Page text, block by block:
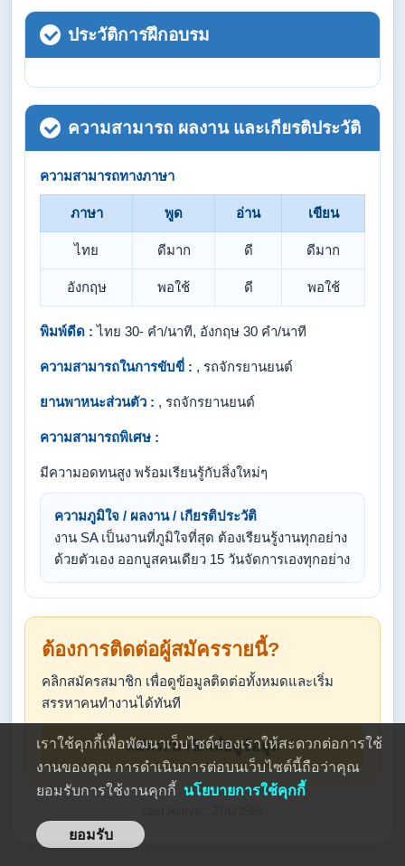
ประวัติการฝึกอบรม
ความสามารถ ผลงาน และเกียรติประวัติ
ความสามารถทางภาษา
ภาษา พูด อ่าน เขียน
ไทย ดีมาก ดี ดีมาก
อังกฤษ พอใช้ ดี พอใช้
พิมพ์ดีด : ไทย 30- คำ/นาที, อังกฤษ 30 คำ/นาที
ความสามารถในการขับขี่ : , รถจักรยานยนต์
ยานพาหนะส่วนตัว : , รถจักรยานยนต์
ความสามารถพิเศษ :
มีความอดทนสูง พร้อมเรียนรู้กับสิ่งใหม่ๆ
ความภูมิใจ / ผลงาน / เกียรติประวัติ
งาน SA เป็นงานที่ภูมิใจที่สุด ต้องเรียนรู้งานทุกอย่าง
ด้วยตัวเอง ออกบูสคนเดียว 15 วันจัดการเองทุกอย่าง
ต้องการติดต่อผู้สมัครรายนี้?
คลิกสมัครสมาชิก เพื่อดูข้อมูลติดต่อทั้งหมดและเริ่ม
สรรหาคนทำงานได้ทันที
สมัครสมาชิกเพื่อดูข้อมูล
เราใช้คุกกี้เพื่อพัฒนาเว็บไซต์ของเราให้สะดวกต่อการใช้
งานของคุณ การดำเนินการต่อบนเว็บไซต์นี้ถือว่าคุณ
ยอมรับการใช้งานคุกกี้ นโยบายการใช้คุกกี้